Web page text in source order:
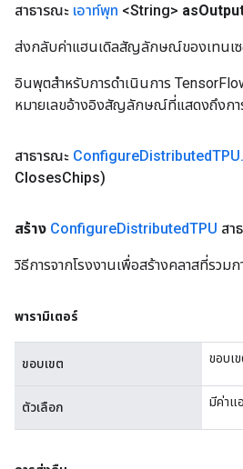
สาธารณะ เอาท์พุท <String> as
ส่งกลับค่าแฮนเดิลสัญลักษณ์ของเทนเ
อินพุตสำหรับการดำเนินการ
หมายเลขอ้างอิงสัญลักษณ์ที่แสดงถึงก
สาธารณะ ConfigureDistributedTPU.
ClosesChips)
สร้าง ConfigureDistributedTPU สา
วิธีการจากโรงงานเพื่อสร้างคลาสที่รว
พารามิเตอร์
ขอบเขต ขอบเ
ตัวเลือก มีค่าแ